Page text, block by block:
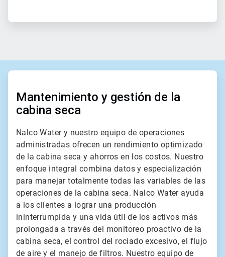
ArticleTile
Mantenimiento y gestión de la
cabina seca
Nalco Water y nuestro equipo de operaciones
administradas ofrecen un rendimiento optimizado
de la cabina seca y ahorros en los costos. Nuestro
enfoque integral combina datos y especialización
para manejar totalmente todas las variables de las
operaciones de la cabina seca. Nalco Water ayuda
a los clientes a lograr una producción
ininterrumpida y una vida útil de los activos más
prolongada a través del monitoreo proactivo de la
cabina seca, el control del rociado excesivo, el flujo
de aire y el manejo de filtros. Nuestro equipo de